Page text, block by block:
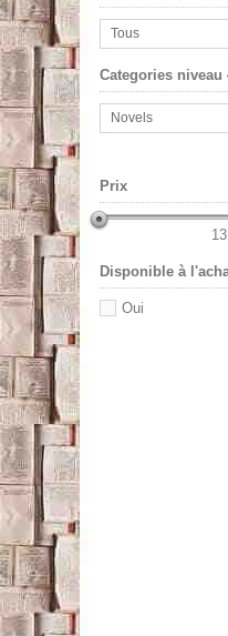
Tous
Categories niveau
Novels
Prix
Disponible à
Oui